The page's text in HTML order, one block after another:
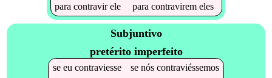
paracontravirele paracontravirem eles
Subjuntivo
pretérito imperfeito
se eu contraviesse se nós contraviéssemos